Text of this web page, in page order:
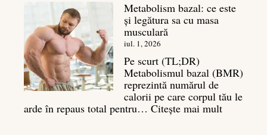
Metabolism bazal: ce este
și legătura sa cu masa
musculară
iul. 1, 2026
Pe scurt (TL;DR)
Metabolismul bazal (BMR)
reprezintă numărul de
calorii pe care corpul tău le
arde în repaus total pentru… Citește mai mult: